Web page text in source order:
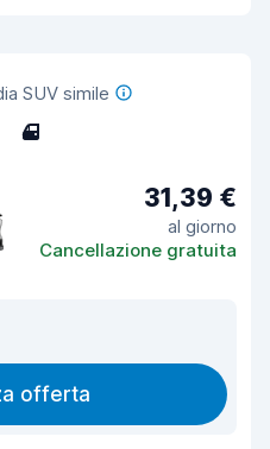
SUV simile
4
31,39 €
al giorno
Cancellazione gratuita
offerta